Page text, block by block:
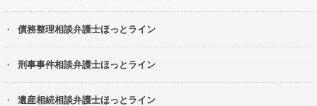
債務整理相談弁護士ほっとライン
刑事事件相談弁護士ほっとライン
遺産相続相談弁護士ほっとライン